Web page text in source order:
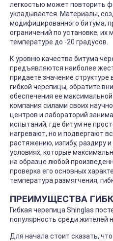
легкостью может повторить
укладывается. Материалы,
модифицированного битума,
ограничений по установке,
температуре до -20 градусов.
К уровню качества битума
предъявляются наиболее
придаете значение
гибкой черепицы, обратите
обеспечения ее
компания силами своих
центров и лабораторий
испытаний, где битум не
нагревают, но и подвергают
растяжению, изгибу, раздиру
условиях, которые
на образце любой
проверка его основных
температура размягчения,
ПРЕИМУЩЕСТВА
Гибкая черепица Shinglas
популярность среди жителей
Для начала стоит сказать,